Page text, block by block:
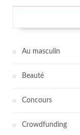
Au masculin
Beauté
Concours
Crowdfunding